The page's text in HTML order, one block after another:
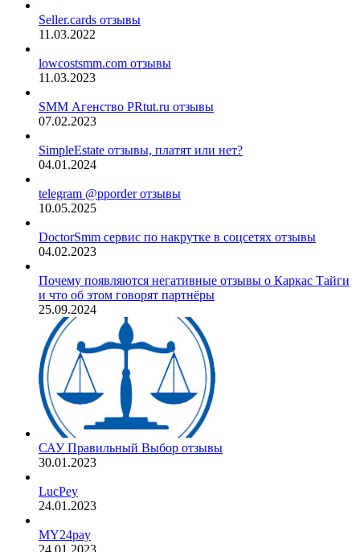
Seller.cards отзывы
11.03.2022
lowcostsmm.com отзывы
11.03.2023
SMM Агенство PRtut.ru отзывы
07.02.2023
SimpleEstate отзывы, платят или нет?
04.01.2024
telegram @pporder отзывы
10.05.2025
DoctorSmm сервис по накрутке в соцсетях отзывы
04.02.2023
Почему появляются негативные отзывы о Каркас Тайги
и что об этом говорят партнёры
25.09.2024
САУ Правильный Выбор отзывы
30.01.2023
LucPey
24.01.2023
MY24pay
24.01.2023